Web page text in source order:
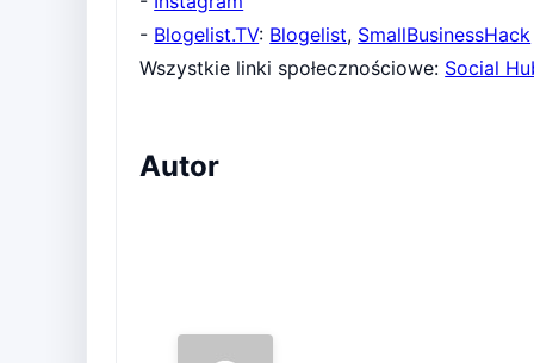
- Blogelist.TV: Blogelist, SmallBusinessHack
Wszystkie linki społecznościowe: Social
Autor